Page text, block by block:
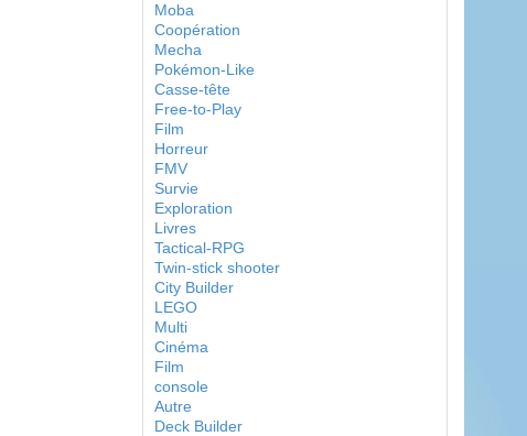
Moba
Coopération
Mecha
Pokémon-Like
Casse-tête
Free-to-Play
Film
Horreur
FMV
Survie
Exploration
Livres
Tactical-RPG
Twin-stick shooter
City Builder
LEGO
Multi
Cinéma
Film
console
Autre
Deck Builder